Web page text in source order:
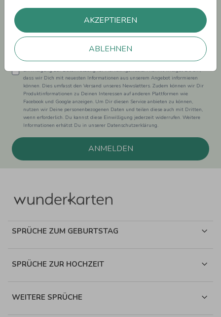
AKZEPTIEREN
ABLEHNEN
Laufenden.
Einwilligung zur Datennutzung für Marketingzwecke: Hiermit willigst Du ein,
dass wir Dich mit neuesten Informationen aus unserem Angebot informieren
können. Dies umfasst den Versand unseres Newsletters. Zudem können wir Dir
Produktinformationen zu Deinen Interessen auf anderen Plattformen wie
Facebook und Google anzeigen. Um Dir diesen Service anbieten zu können,
nutzen wir Deine personenbezogenen Daten und teilen diese auch mit Dritten,
wenn erforderlich. Du kannst diese Einwilligung jederzeit widerrufen. Weitere
Informationen erhätst Du in unserer Datenschutzerklärung.
ANMELDEN
SPRÜCHE ZUM GEBURTSTAG
SPRÜCHE ZUR HOCHZEIT
WEITERE SPRÜCHE